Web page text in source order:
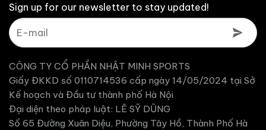
Sign up for our newsletter to stay updated!
CÔNG TY CỔ PHẦN NHẬT MINH SPORTS
Giấy ĐKKD số 0110714536 cấp ngày 14/05/2024 tại Sở
Kế hoạch và Đầu tư thành phố Hà Nội
Đại diện theo pháp luật: LÊ SỸ DŨNG
Số 65 Đường Xuân Diệu, Phường Tây Hồ, Thành Phố Hà